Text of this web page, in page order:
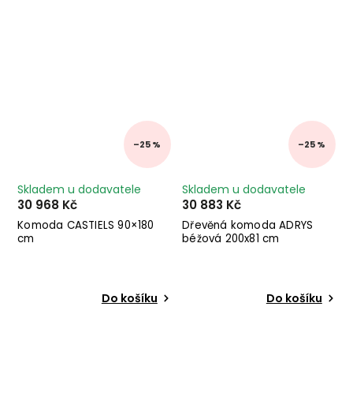
–25 %
Komoda CASTIELS 90×180
cm
Skladem u dodavatele
30 968 Kč
Do košíku
–25 %
Dřevěná komoda ADRYS
béžová 200x81 cm
Skladem u dodavatele
30 883 Kč
Do košíku